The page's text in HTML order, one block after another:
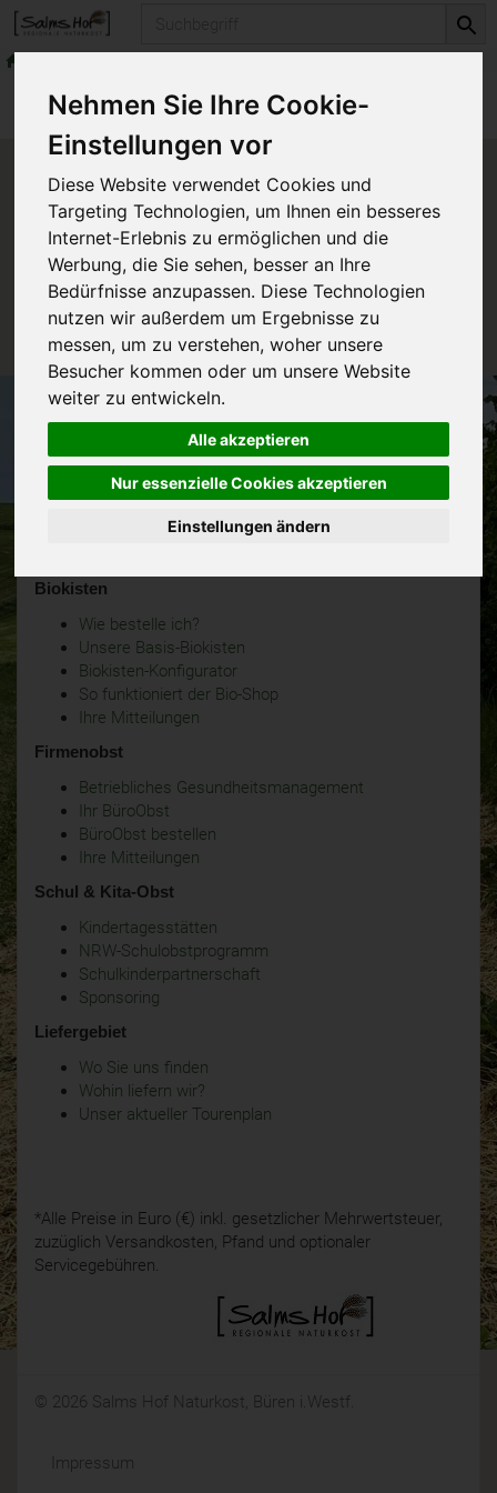
Nehmen Sie Ihre Cookie-
Einstellungen vor
Diese Website verwendet Cookies und
Targeting Technologien, um Ihnen ein besseres
Internet-Erlebnis zu ermöglichen und die
Werbung, die Sie sehen, besser an Ihre
Bedürfnisse anzupassen. Diese Technologien
nutzen wir außerdem um Ergebnisse zu
messen, um zu verstehen, woher unsere
Besucher kommen oder um unsere Website
weiter zu entwickeln.
Alle akzeptieren
Nur essenzielle Cookies akzeptieren
Einstellungen ändern
Produkte
Alles für den Bio-Garten
Bio-Sämereien
Produkt "Löwenmäulchen"
nicht verfügbar.
Das von Ihnen gesuchte Produkt ist leider zur Zeit
nicht verfügbar.
Biokisten
Wie bestelle ich?
Unsere Basis-Biokisten
Biokisten-Konfigurator
So funktioniert der Bio-Shop
Ihre Mitteilungen
Firmenobst
Betriebliches Gesundheitsmanagement
Ihr BüroObst
BüroObst bestellen
Ihre Mitteilungen
Schul & Kita-Obst
Kindertagesstätten
NRW-Schulobstprogramm
Schulkinderpartnerschaft
Sponsoring
Liefergebiet
Wo Sie uns finden
Wohin liefern wir?
Unser aktueller Tourenplan
*Alle Preise in Euro (€) inkl. gesetzlicher Mehrwertsteuer,
zuzüglich Versandkosten, Pfand und optionaler
Servicegebühren.
© 2026 Salms Hof Naturkost, Büren i.Westf.
Impressum